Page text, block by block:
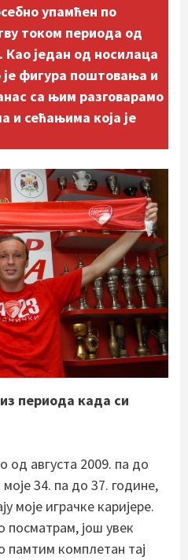
упамћен по
током периода од
Као један од носилаца
је фигура поштовања и
са њим разговарамо
и сећањима која је
периода када си
од августа 2009. па до
34. па до 37. године,
моје играчке каријере.
посматрам, још увек
памтим комплетан тај